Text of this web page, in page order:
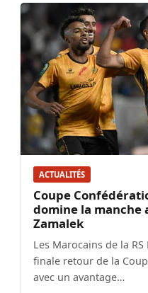
ACTUALITÉS
Coupe
domine la manche
Zamalek
Les Marocains de la
finale retour de la
avec un avantage…